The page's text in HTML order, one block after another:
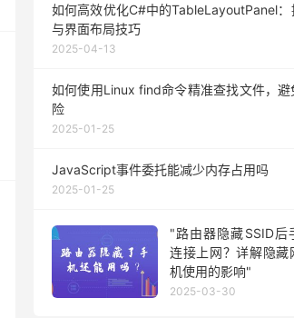
如何高效优化C#中的TableLayoutPanel：
与界面布局技巧
2025-04-13
如何使用Linux find命令精准查找文件，避
险
2025-01-25
JavaScript事件委托能减少内存占用吗
2025-01-25
"路由器隐藏SSID后
连接上网？详解隐藏
机使用的影响"
2025-03-30